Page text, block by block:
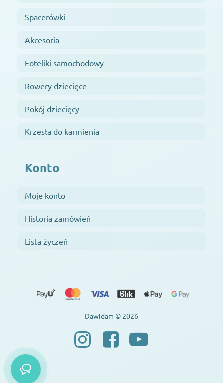
Spacerówki
Akcesoria
Foteliki samochodowy
Rowery dziecięce
Pokój dziecięcy
Krzesła do karmienia
Konto
Moje konto
Historia zamówień
Lista życzeń
Dawidam © 2026